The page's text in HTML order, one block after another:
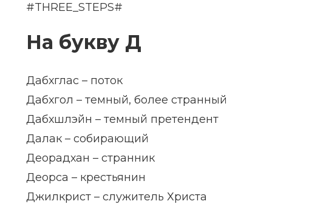
#THREE_STEPS#
На букву Д
Дабхглас – поток
Дабхгол – темный, более странный
Дабхшлэйн – темный претендент
Далак – собирающий
Деорадхан – странник
Деорса – крестьянин
Джилкрист – служитель Христа